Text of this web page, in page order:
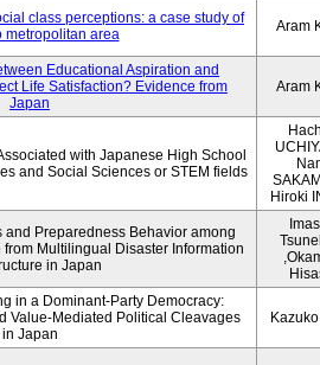
class perceptions: a case study of
metropolitan area
Aram
Educational Aspiration and
Life Satisfaction? Evidence from
Japan
Aram
with Japanese High School
and Social Sciences or STEM fields
Hiroki
and Preparedness Behavior among
Multilingual Disaster Information
in Japan
in a Dominant-Party Democracy:
Value-Mediated Political Cleavages
in Japan